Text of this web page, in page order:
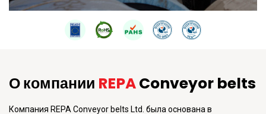
О компании REPAConveyor belts
Компания REPA Conveyor belts Ltd. была основана в